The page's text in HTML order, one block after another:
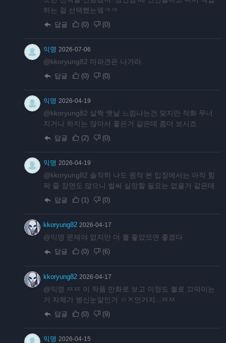
하는 걸 선택했는뎈ㅋㅋ
답글 (0) (0)
익명 2026-07-06
@kkoryung82 마파견은 나가라.
답글 (0) (0)
익명 2026-04-19
@kkoryung82 살짝 옛날 느낌나는건 맞지만 작화 무너
지거나 하지는 않아서 좋은거 같은데 좀더 보시죠
답글 (2) (0)
익명 2026-04-19
@kkoryung82 솔직히 나도 원작 본 입장에서는 아직 힘
팍 줄 장면도 많으니 벌써 실망할 필요는 없을거 같은데
답글 (1) (0)
kkoryung82 2026-04-17
@익명 문제야 없지만 더 퀄 좋았으면 좋겠다
답글 (0) (6)
kkoryung82 2026-04-17
@익명 ㅉㅉ 이 작품 만화로 보고 이정도 퀄로 끄덕이는
거 자체가 병신눈알인거 ㅇㅈ인거지...ㅉㅉ
답글 (0) (9)
익명 2026-04-15